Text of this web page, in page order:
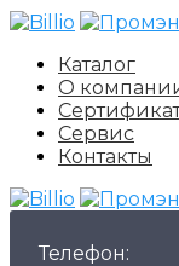
Каталог
О
Сервис
Контакты
Телефон: